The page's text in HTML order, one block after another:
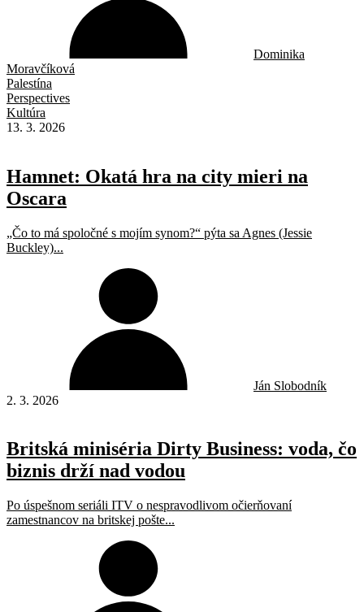
Dominika
Moravčíková
Palestína
Perspectives
Kultúra
13. 3. 2026
Hamnet: Okatá hra na city mieri na
Oscara
„Čo to má spoločné s mojím synom?“ pýta sa Agnes (Jessie
Buckley)...
Ján Slobodník
2. 3. 2026
Britská miniséria Dirty Business: voda, čo
biznis drží nad vodou
Po úspešnom seriáli ITV o nespravodlivom očierňovaní
zamestnancov na britskej pošte...